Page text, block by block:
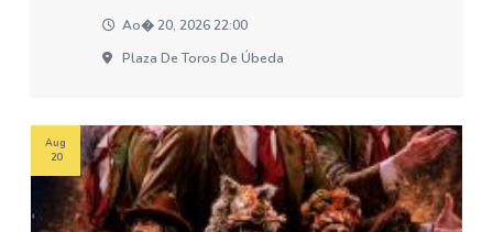
Ao� 20, 2026 22:00
Plaza De Toros De Úbeda
Aug
20